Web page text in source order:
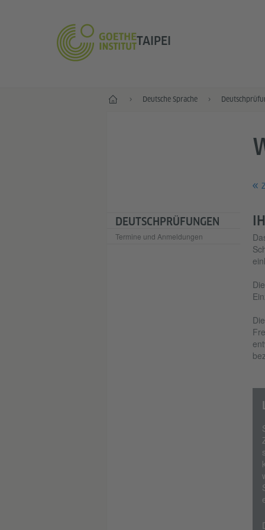
TAIPEI
Start Deutsche Sprache
DEUTSCHPRÜFUNGEN
Termine und Anmeldungen